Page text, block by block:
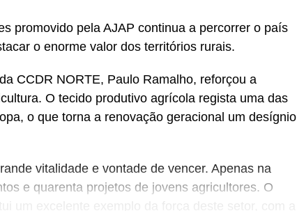
promovido pela AJAP continua a percorrer o país
o enorme valor dos territórios rurais.
CCDR NORTE, Paulo Ramalho, reforçou a
O tecido produtivo agrícola regista uma das
o que torna a renovação geracional um desígnio
vitalidade e vontade de vencer. Apenas na
e quarenta projetos de jovens agricultores. O